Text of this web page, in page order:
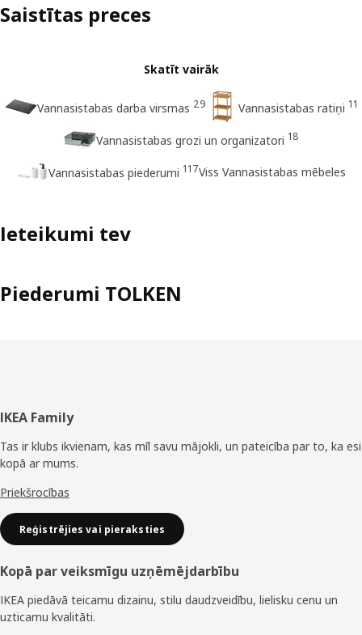
Saistītas preces
Skatīt vairāk
Vannasistabas darba virsmas 29 Vannasistabas ratiņi 11
Vannasistabas grozi un organizatori 18
Vannasistabas piederumi 117Viss Vannasistabas mēbeles
Ieteikumi tev
Piederumi TOLKEN
Kājene
IKEA Family
Tas ir klubs ikvienam, kas mīl savu mājokli, un pateicība par to, ka esi
kopā ar mums.
Priekšrocības
Reģistrējies vai pieraksties
Kopā par veiksmīgu uzņēmējdarbību
IKEA piedāvā teicamu dizainu, stilu daudzveidību, lielisku cenu un
uzticamu kvalitāti.